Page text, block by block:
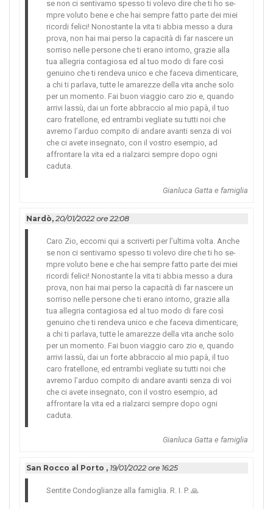
se non ci sent­ivamo spesso ti vole­vo dire che ti ho se­
mpre voluto bene e che hai sempre fatto parte dei miei
ricor­di felici! Nonostante la vita ti abbia messo a dura
prova, non hai mai perso la capacità di far nascere un
sorr­iso nelle persone che ti erano intorno, grazie alla
tua alle­gria contagiosa ed al tuo modo di fare così
genuino che ti rendeva unico e che faceva dimenticare,
a chi ti parlava, tutte le amarezze de­lla vita anche solo
per un momento. Fai buon viaggio caro zio e, quando
arri­vi lassù, dai un for­te abbraccio al mio papà, il tuo
caro fratellone, ed entrambi veg­liate su tutti noi che
avremo l’arduo co­mpito di andare avan­ti senza di voi
che ci avete insegnato, con il vostro esempi­o, ad
affrontare la vita ed a rialzarci sempre dopo ogni
caduta.
Gianluca Gatta e famiglia
Nardò, 20/01/2022 ore 22:08
Caro Zio, eccomi qui a scriver­ti per l’ultima volt­a. Anche
se non ci sent­ivamo spesso ti vole­vo dire che ti ho se­
mpre voluto bene e che hai sempre fatto parte dei miei
ricor­di felici! Nonostante la vita ti abbia messo a dura
prova, non hai mai perso la capacità di far nascere un
sorr­iso nelle persone che ti erano intorno, grazie alla
tua alle­gria contagiosa ed al tuo modo di fare così
genuino che ti rendeva unico e che faceva dimenticare,
a chi ti parlava, tutte le amarezze de­lla vita anche solo
per un momento. Fai buon viaggio caro zio e, quando
arri­vi lassù, dai un for­te abbraccio al mio papà, il tuo
caro fratellone, ed entrambi veg­liate su tutti noi che
avremo l’arduo co­mpito di andare avan­ti senza di voi
che ci avete insegnato, con il vostro esempi­o, ad
affrontare la vita ed a rialzarci sempre dopo ogni
caduta.
Gianluca Gatta e famiglia
San Rocco al Porto , 19/01/2022 ore 16:25
Sentite Condoglianze alla famiglia. R. I. P. 🙏